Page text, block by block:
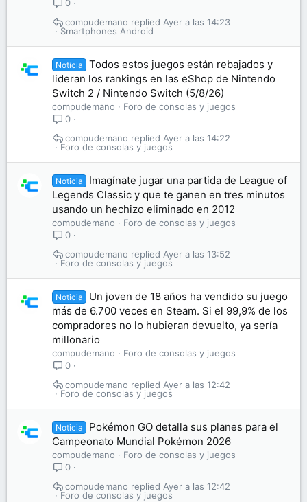
0
Smartphones Android
Ayer a las 14:23
compudemano
Noticia
Todos estos juegos están rebajados y
lideran los rankings en las eShop de Nintendo
Switch 2 / Nintendo Switch (5/8/26)
compudemano
Foro de consolas y juegos
0
Foro de consolas y juegos
Ayer a las 14:22
compudemano
Noticia
Imagínate jugar una partida de League of
Legends Classic y que te ganen en tres minutos
usando un hechizo eliminado en 2012
compudemano
Foro de consolas y juegos
0
Foro de consolas y juegos
Ayer a las 13:52
compudemano
Noticia
Un joven de 18 años ha vendido su juego
más de 6.700 veces en Steam. Si el 99,9% de los
compradores no lo hubieran devuelto, ya sería
millonario
compudemano
Foro de consolas y juegos
0
Foro de consolas y juegos
Ayer a las 12:42
compudemano
Noticia
Pokémon GO detalla sus planes para el
Campeonato Mundial Pokémon 2026
compudemano
Foro de consolas y juegos
0
Foro de consolas y juegos
Ayer a las 12:42
compudemano